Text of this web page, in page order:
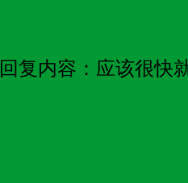
回复内容： 应该很快